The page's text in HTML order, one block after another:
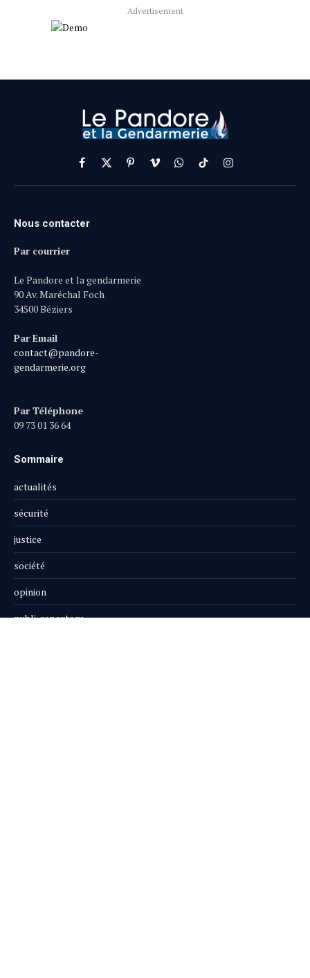
Advertisement
Facebook
X
(Twitter)
PinterestVimeoWhatsApp
TikTokInstagram
Nous contacter
Par courrier
Le Pandore et la gendarmerie
90 Av. Maréchal Foch
34500 Béziers
Par Email
contact@pandore-
gendarmerie.org
Par Téléphone
09 73 01 36 64
Sommaire
actualités
sécurité
justice
société
opinion
publi-reportage